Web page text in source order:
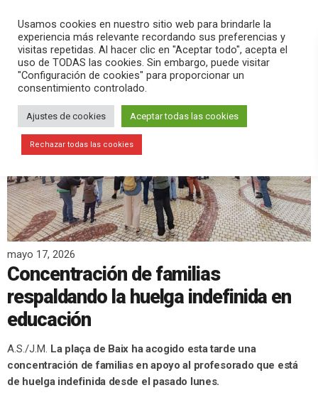
search menu pause PLAY
mayo 17, 2026
Concentración de familias
respaldando la huelga indefinida en
educación
A.S./J.M. La plaça de Baix ha acogido esta tarde una
concentración de familias en apoyo al profesorado que está
de huelga indefinida desde el pasado lunes.
Usamos cookies en nuestro sitio web para brindarle la
experiencia más relevante recordando sus preferencias y
visitas repetidas. Al hacer clic en "Aceptar todo", acepta el
uso de TODAS las cookies. Sin embargo, puede visitar
"Configuración de cookies" para proporcionar un
consentimiento controlado.
Ajustes de cookies Aceptar todas las cookies
Rechazar todas las cookies